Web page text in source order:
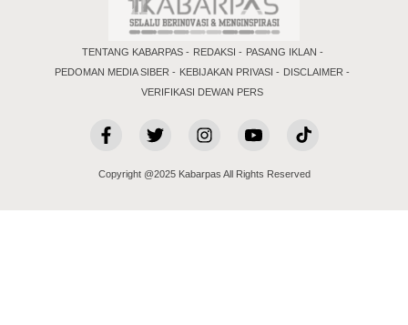
TENTANG KABARPAS REDAKSI
PASANG IKLAN
PEDOMAN MEDIA SIBER
KEBIJAKAN PRIVASI
DISCLAIMER
VERIFIKASI DEWAN PERS
Copyright @2025 Kabarpas All Rights Reserved